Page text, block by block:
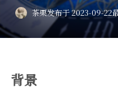
茶栗发布于 2023-09-22
背景